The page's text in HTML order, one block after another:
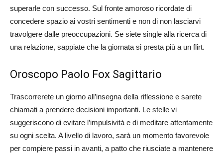
superarle con successo. Sul fronte amoroso ricordate di
concedere spazio ai vostri sentimenti e non di non lasciarvi
travolgere dalle preoccupazioni. Se siete single alla ricerca di
una relazione, sappiate che la giornata si presta più a un flirt.
Oroscopo Paolo Fox Sagittario
Trascorrerete un giorno all’insegna della riflessione e sarete
chiamati a prendere decisioni importanti. Le stelle vi
suggeriscono di evitare l’impulsività e di meditare attentamente
su ogni scelta. A livello di lavoro, sarà un momento favorevole
per compiere passi in avanti, a patto che riusciate a mantenere